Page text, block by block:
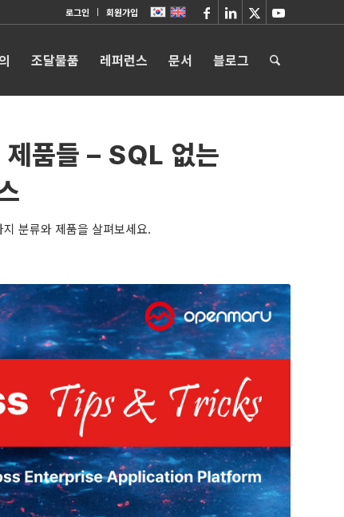
로그인 회원가입
조달물품 레퍼런스 문서 블로그
품들 – SQL 없는
분류와 제품을 살펴보세요.